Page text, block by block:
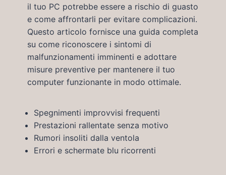
il tuo PC potrebbe essere a rischio di guasto
e come affrontarli per evitare complicazioni.
Questo articolo fornisce una guida completa
su come riconoscere i sintomi di
malfunzionamenti imminenti e adottare
misure preventive per mantenere il tuo
computer funzionante in modo ottimale.
Spegnimenti improvvisi frequenti
Prestazioni rallentate senza motivo
Rumori insoliti dalla ventola
Errori e schermate blu ricorrenti